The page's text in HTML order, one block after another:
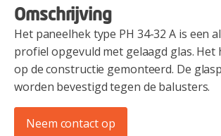
Omschrijving
Het paneelhek type PH 34-32 A is een
profiel opgevuld met gelaagd glas. Het
op de constructie gemonteerd. De
worden bevestigd tegen de balusters.
Neem contact op